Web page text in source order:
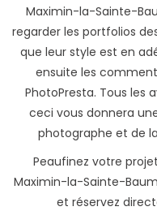
Maximin-la-Sainte-
regarder les portfolios
que leur style est en
ensuite les
PhotoPresta. Tous les
ceci vous donnera
photographe et de
Peaufinez votre
Maximin-la-Sainte-
et réservez